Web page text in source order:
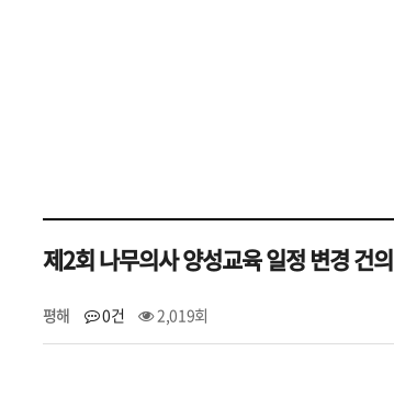
제2회 나무의사 양성교육 일정 변경 건의
평해 0건 2,019회